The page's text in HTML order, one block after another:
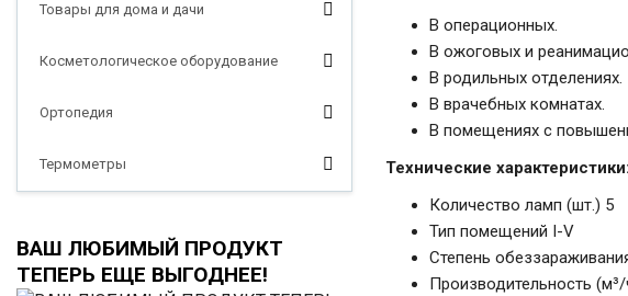
Товары для дома и дачи
Косметологическое оборудование
Ортопедия
Термометры
ВАШ ЛЮБИМЫЙ ПРОДУКТ
ТЕПЕРЬ ЕЩЕ ВЫГОДНЕЕ!
В операционных.
В ожоговых и
В родильных отделениях.
В врачебных комнатах.
В помещениях с
Технические характеристики:
Количество ламп (шт.) 5
Тип помещений I-V
Степень
Производительность